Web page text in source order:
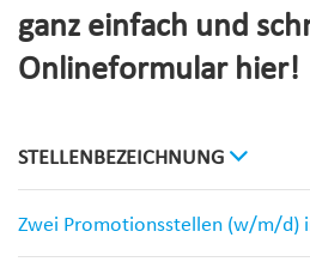
ganz einfach und
Onlineformular hier!
STELLENBEZEICHNUNG
Zwei Promotionsstellen (w/m/d)